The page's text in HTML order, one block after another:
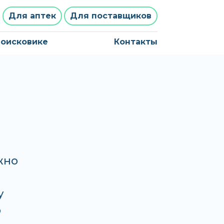
Для аптек Для поставщиков
Контакты